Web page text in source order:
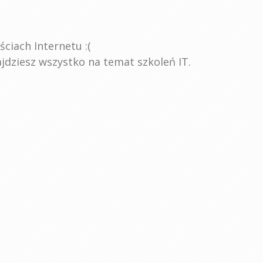
Internetu :(
wszystko na temat szkoleń IT.